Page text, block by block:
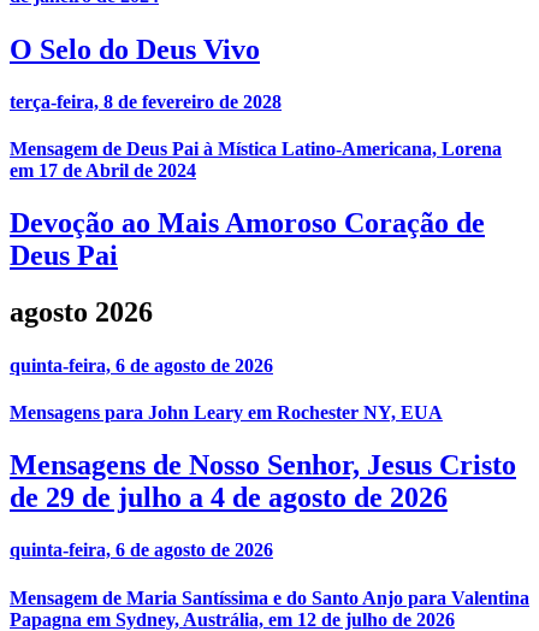
O Selo do Deus Vivo
terça-feira, 8 de fevereiro de 2028
Mensagem de Deus Pai à Mística Latino-Americana, Lorena
em 17 de Abril de 2024
Devoção ao Mais Amoroso Coração de
Deus Pai
agosto 2026
quinta-feira, 6 de agosto de 2026
Mensagens para John Leary em Rochester NY, EUA
Mensagens de Nosso Senhor, Jesus Cristo
de 29 de julho a 4 de agosto de 2026
quinta-feira, 6 de agosto de 2026
Mensagem de Maria Santíssima e do Santo Anjo para Valentina
Papagna em Sydney, Austrália, em 12 de julho de 2026